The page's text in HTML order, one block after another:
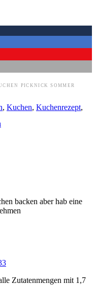
PICKNICK
SOMMER
, Kuchen, Kuchenrezept,
backen aber hab eine
Zutatenmengen mit 1,7